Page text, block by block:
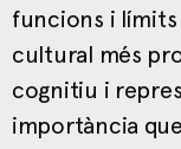
funcions i límits
cultural més
cognitiu i
importància